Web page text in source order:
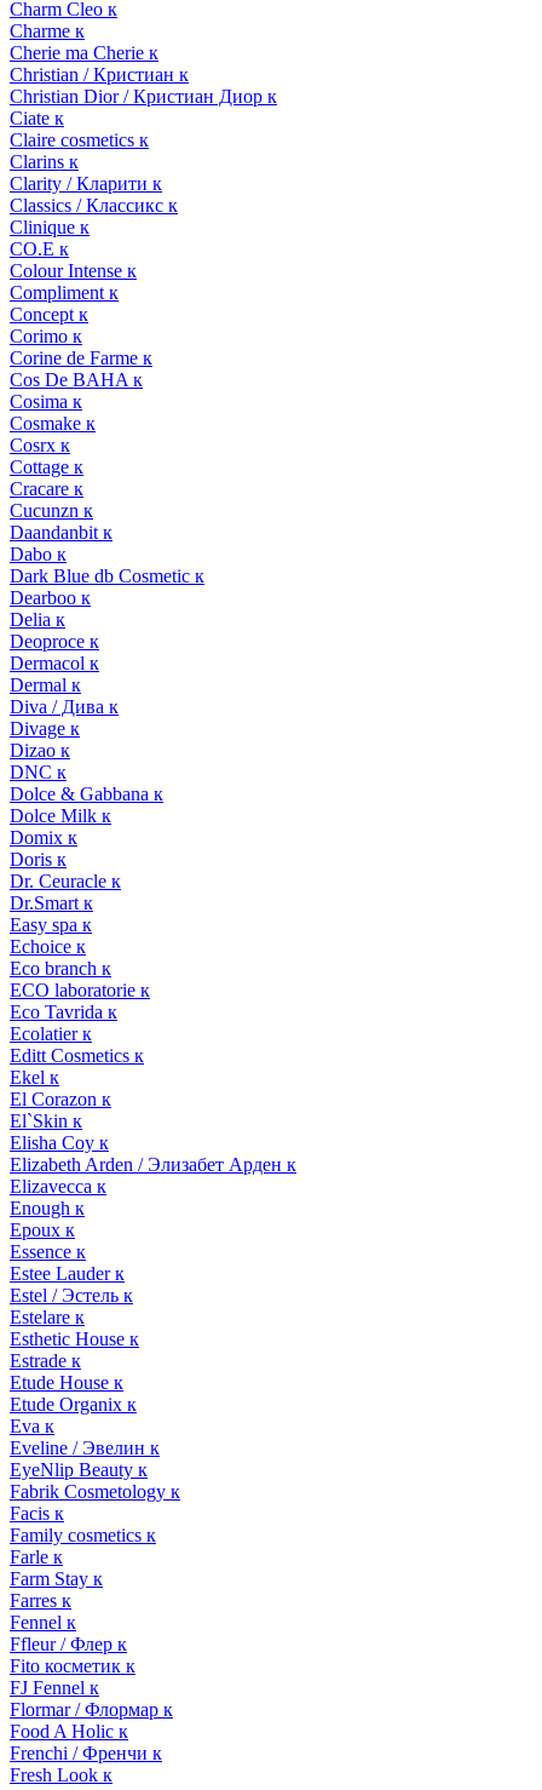
Charm Cleo к
Charme к
Cherie ma Cherie к
Christian / Кристиан к
Christian Dior / Кристиан Диор к
Ciate к
Claire cosmetics к
Clarins к
Clarity / Кларити к
Classics / Классикс к
Clinique к
CO.E к
Colour Intense к
Compliment к
Concept к
Corimo к
Corine de Farme к
Cos De BAHA к
Cosima к
Cosmake к
Cosrx к
Cottage к
Cracare к
Cucunzn к
Daandanbit к
Dabo к
Dark Blue db Cosmetic к
Dearboo к
Delia к
Deoproce к
Dermacol к
Dermal к
Diva / Дива к
Divage к
Dizao к
DNC к
Dolce & Gabbana к
Dolce Milk к
Domix к
Doris к
Dr. Ceuracle к
Dr.Smart к
Easy spa к
Echoice к
Eco branch к
ECO laboratorie к
Eco Tavrida к
Ecolatier к
Editt Cosmetics к
Ekel к
El Corazon к
El`Skin к
Elisha Coy к
Elizabeth Arden / Элизабет Арден к
Elizavecca к
Enough к
Epoux к
Essence к
Estee Lauder к
Estel / Эстель к
Estelare к
Esthetic House к
Estrade к
Etude House к
Etude Organix к
Eva к
Eveline / Эвелин к
EyeNlip Beauty к
Fabrik Cosmetology к
Facis к
Family cosmetics к
Farle к
Farm Stay к
Farres к
Fennel к
Ffleur / Флер к
Fito косметик к
FJ Fennel к
Flormar / Флормар к
Food A Holic к
Frenchi / Френчи к
Fresh Look к